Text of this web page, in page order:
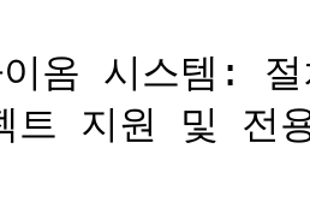
옴 시스템:
트 지원 및